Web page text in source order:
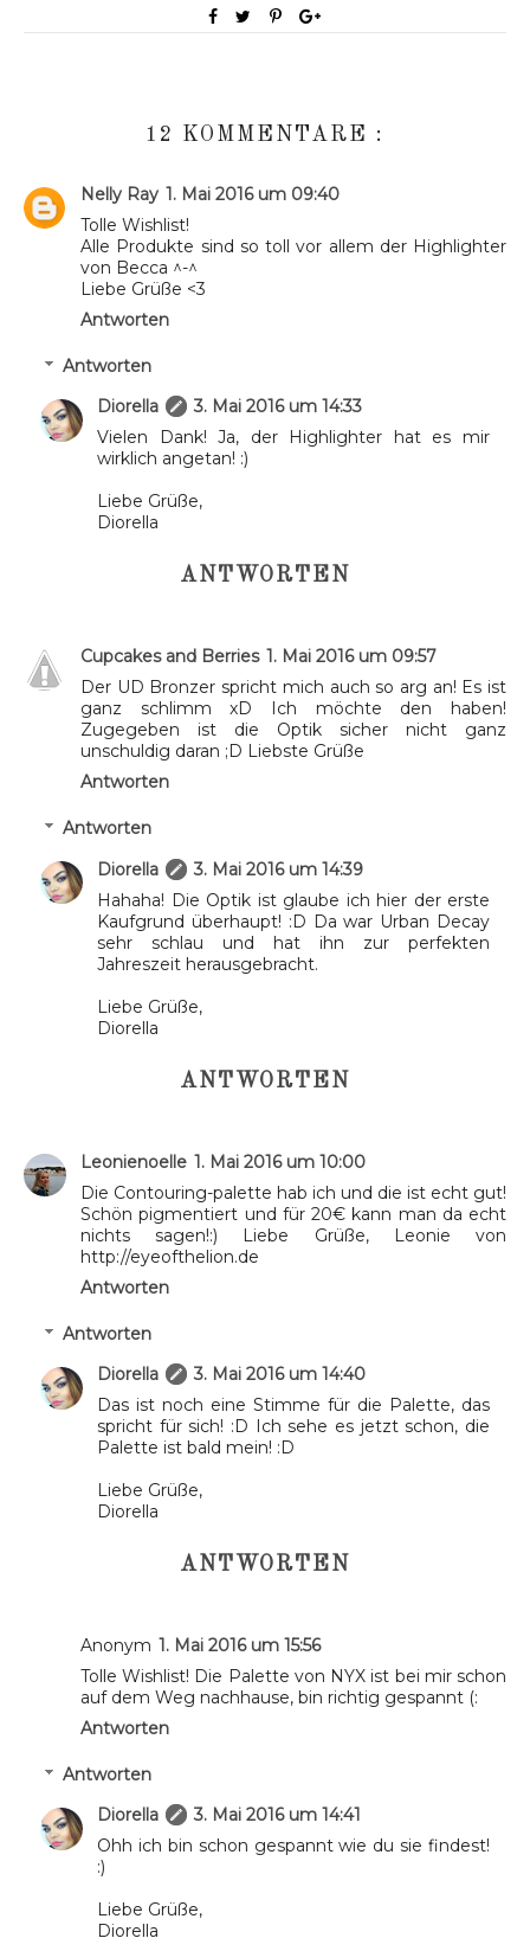
12 KOMMENTARE :
Nelly Ray 1. Mai 2016 um 09:40
Tolle Wishlist!
Alle Produkte sind so toll vor allem der Highlighter
von Becca ^-^
Liebe Grüße <3
Antworten
Antworten
Diorella
3. Mai 2016 um 14:33
Vielen Dank! Ja, der Highlighter hat es mir
wirklich angetan! :)
Liebe Grüße,
Diorella
ANTWORTEN
Cupcakes and Berries 1. Mai 2016 um 09:57
Der UD Bronzer spricht mich auch so arg an! Es ist
ganz schlimm xD Ich möchte den haben!
Zugegeben ist die Optik sicher nicht ganz
unschuldig daran ;D Liebste Grüße
Antworten
Antworten
Diorella
3. Mai 2016 um 14:39
Hahaha! Die Optik ist glaube ich hier der erste
Kaufgrund überhaupt! :D Da war Urban Decay
sehr schlau und hat ihn zur perfekten
Jahreszeit herausgebracht.
Liebe Grüße,
Diorella
ANTWORTEN
Leonienoelle 1. Mai 2016 um 10:00
Die Contouring-palette hab ich und die ist echt gut!
Schön pigmentiert und für 20€ kann man da echt
nichts sagen!:) Liebe Grüße, Leonie von
http://eyeofthelion.de
Antworten
Antworten
Diorella
3. Mai 2016 um 14:40
Das ist noch eine Stimme für die Palette, das
spricht für sich! :D Ich sehe es jetzt schon, die
Palette ist bald mein! :D
Liebe Grüße,
Diorella
ANTWORTEN
Anonym 1. Mai 2016 um 15:56
Tolle Wishlist! Die Palette von NYX ist bei mir schon
auf dem Weg nachhause, bin richtig gespannt (:
Antworten
Antworten
Diorella
3. Mai 2016 um 14:41
Ohh ich bin schon gespannt wie du sie findest!
:)
Liebe Grüße,
Diorella